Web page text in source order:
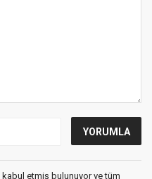
kabul etmiş bulunuyor ve tüm